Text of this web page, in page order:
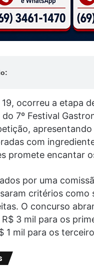
ocorreu a etapa
7º Festival
com
promete encantar
por uma
critérios
O concurso
3 mil para os
1 mil para os